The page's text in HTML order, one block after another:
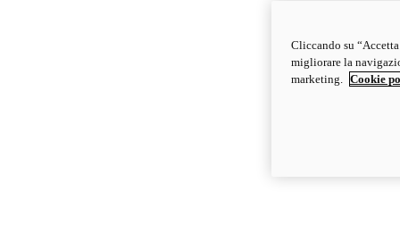
Cliccando su
migliorare la
marketing.
Cookie